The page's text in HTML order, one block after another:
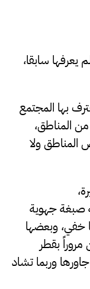
سابقا،
بها المجتمع
المناطق،
ولا
صبغة جهوية
خفي، وبعضها
بقطر
وربما تشاد